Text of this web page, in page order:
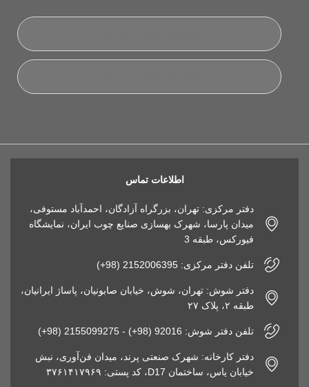
اطلاعات تماس
دفتر مرکزی: تهران، بزرگراه آزادگان، احمدآباد مستوفی،
میدان پارسا، شهرک بهسازی صنایع چوب ایران، نمایشگاه
فیورکس، طبقه 3
تلفن دفتر مرکزی: 2152006395 (98+)
دفتر شوش: تهران، شوش، خیابان صابونیان، پاساژ ایرانیان،
طبقه ۲، پلاک ۲۷
تلفن دفتر شوش: 92016 (98+) - 2155099275 (98+)
دفتر کارخانه: شهرک صنعتی پرند، میدان فن‌آوری، نبش
خیابان یاس، ساختمان D17، کد پستی: ۳۷۶۱۴۱۷۹۶۹